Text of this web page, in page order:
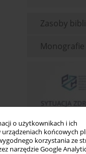
o użytkownikach i ich
końcowych
korzystania ze
narzędzie Google
Zasoby
Monografie